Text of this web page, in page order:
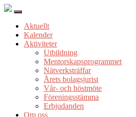
Aktuellt
Kalender
Aktiviteter
Utbildning
Mentorskapsprogrammet
Nätverksträffar
Årets bolagsjurist
Vår- och höstmöte
Föreningsstämma
Erbjudanden
Om oss